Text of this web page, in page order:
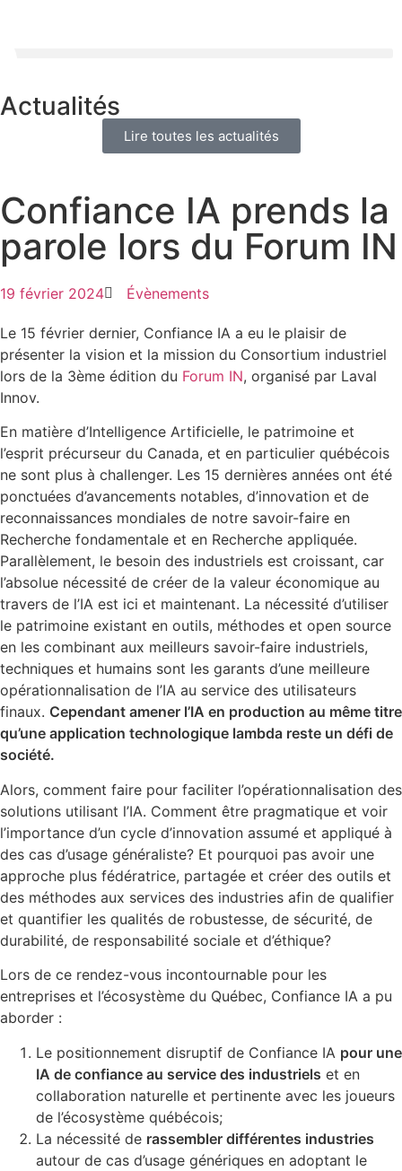
Actualités
Lire toutes les actualités
Confiance IA prends la
parole lors du Forum IN
19 février 2024 Évènements
Le 15 février dernier, Confiance IA a eu le plaisir de
présenter la vision et la mission du Consortium industriel
lors de la 3ème édition du Forum IN, organisé par Laval
Innov.
En matière d’Intelligence Artificielle, le patrimoine et
l’esprit précurseur du Canada, et en particulier québécois
ne sont plus à challenger. Les 15 dernières années ont été
ponctuées d’avancements notables, d’innovation et de
reconnaissances mondiales de notre savoir-faire en
Recherche fondamentale et en Recherche appliquée.
Parallèlement, le besoin des industriels est croissant, car
l’absolue nécessité de créer de la valeur économique au
travers de l’IA est ici et maintenant. La nécessité d’utiliser
le patrimoine existant en outils, méthodes et open source
en les combinant aux meilleurs savoir-faire industriels,
techniques et humains sont les garants d’une meilleure
opérationnalisation de l’IA au service des utilisateurs
finaux. Cependant amener l’IA en production au même titre
qu’une application technologique lambda reste un défi de
société.
Alors, comment faire pour faciliter l’opérationnalisation des
solutions utilisant l’IA. Comment être pragmatique et voir
l’importance d’un cycle d’innovation assumé et appliqué à
des cas d’usage généraliste? Et pourquoi pas avoir une
approche plus fédératrice, partagée et créer des outils et
des méthodes aux services des industries afin de qualifier
et quantifier les qualités de robustesse, de sécurité, de
durabilité, de responsabilité sociale et d’éthique?
Lors de ce rendez-vous incontournable pour les
entreprises et l’écosystème du Québec, Confiance IA a pu
aborder :
Le positionnement disruptif de Confiance IA pour une
IA de confiance au service des industriels et en
collaboration naturelle et pertinente avec les joueurs
de l’écosystème québécois;
La nécessité de rassembler différentes industries
autour de cas d’usage génériques en adoptant le